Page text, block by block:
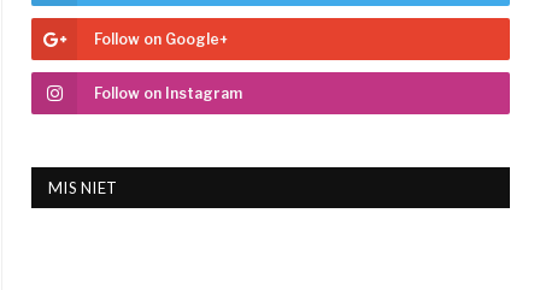
Follow on Google+
Follow on Instagram
MIS NIET